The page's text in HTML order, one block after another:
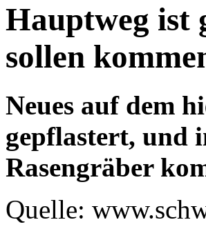
Hauptweg ist
sollen
Neues auf dem
gepflastert, und
Rasengräber
Quelle: